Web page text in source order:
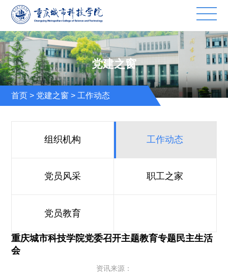
党建之窗
首页 > 党建之窗 > 工作动态
组织机构 工作动态
党员风采 职工之家
党员教育
重庆城市科技学院党委召开主题教育专题民主生活
会
资讯来源：